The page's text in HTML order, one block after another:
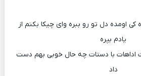
اومده دل تو رو ببره وای چیکا بکنم از
یادم بپره
اداهات با دستات چه حال خوبی بهم دست
داد